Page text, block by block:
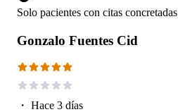
Solo pacientes con citas
Gonzalo Fuentes Cid
・ Hace 3 días